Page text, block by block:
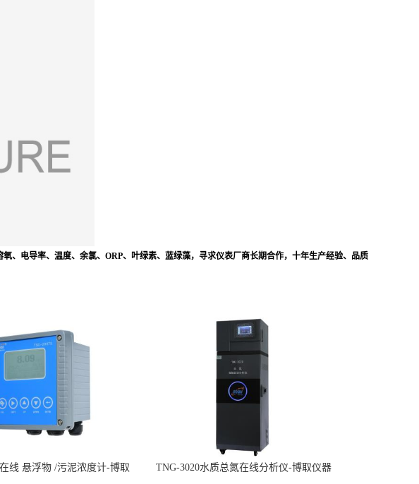
、电导率、温度、余氯、ORP、叶绿素、蓝绿藻，寻求仪表厂商长期合作，十年生产经验、品质
线 悬浮物 /污泥浓度计-博取
TNG-3020水质总氮在线分析仪-博取仪器